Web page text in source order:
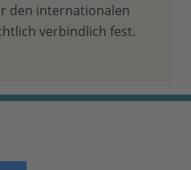
den internationalen
verbindlich fest.